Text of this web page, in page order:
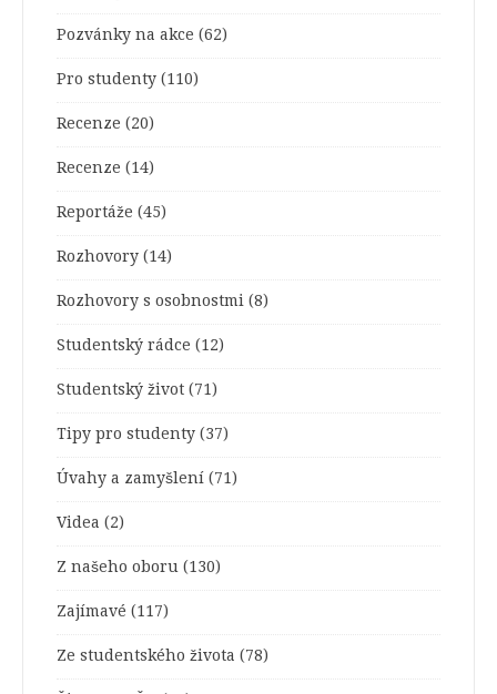
Pozvánky na akce (62)
Pro studenty (110)
Recenze (20)
Recenze (14)
Reportáže (45)
Rozhovory (14)
Rozhovory s osobnostmi (8)
Studentský rádce (12)
Studentský život (71)
Tipy pro studenty (37)
Úvahy a zamyšlení (71)
Videa (2)
Z našeho oboru (130)
Zajímavé (117)
Ze studentského života (78)